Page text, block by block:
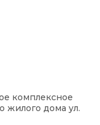
комплексное
жилого дома ул.